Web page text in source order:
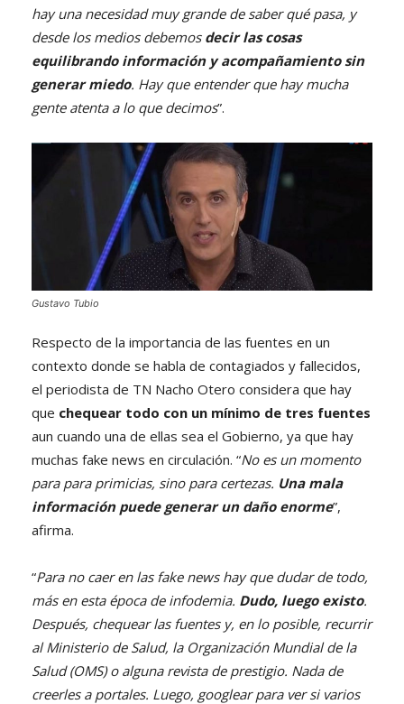
hay una necesidad muy grande de saber qué pasa, y
desde los medios debemos decir las cosas
equilibrando información y acompañamiento sin
generar miedo. Hay que entender que hay mucha
gente atenta a lo que decimos”.
Gustavo Tubio
Respecto de la importancia de las fuentes en un
contexto donde se habla de contagiados y fallecidos,
el periodista de TN Nacho Otero considera que hay
que chequear todo con un mínimo de tres fuentes
aun cuando una de ellas sea el Gobierno, ya que hay
muchas fake news en circulación. “No es un momento
para para primicias, sino para certezas. Una mala
información puede generar un daño enorme”,
afirma.
“Para no caer en las fake news hay que dudar de todo,
más en esta época de infodemia. Dudo, luego existo.
Después, chequear las fuentes y, en lo posible, recurrir
al Ministerio de Salud, la Organización Mundial de la
Salud (OMS) o alguna revista de prestigio. Nada de
creerles a portales. Luego, googlear para ver si varios